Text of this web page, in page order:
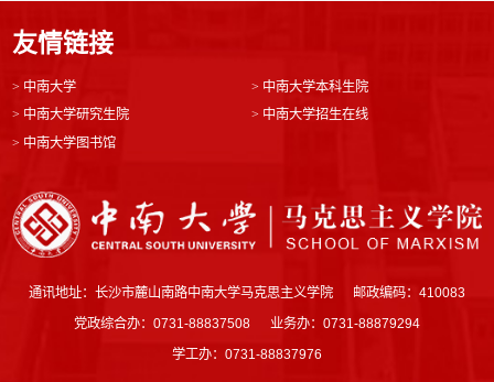
友情链接
> 中南大学 > 中南大学本科生院
> 中南大学研究生院 > 中南大学招生在线
> 中南大学图书馆
通讯地址：长沙市麓山南路中南大学马克思主义学院
邮政编码：410083
党政综合办：0731-88837508
业务办：0731-88879294
学工办：0731-88837976